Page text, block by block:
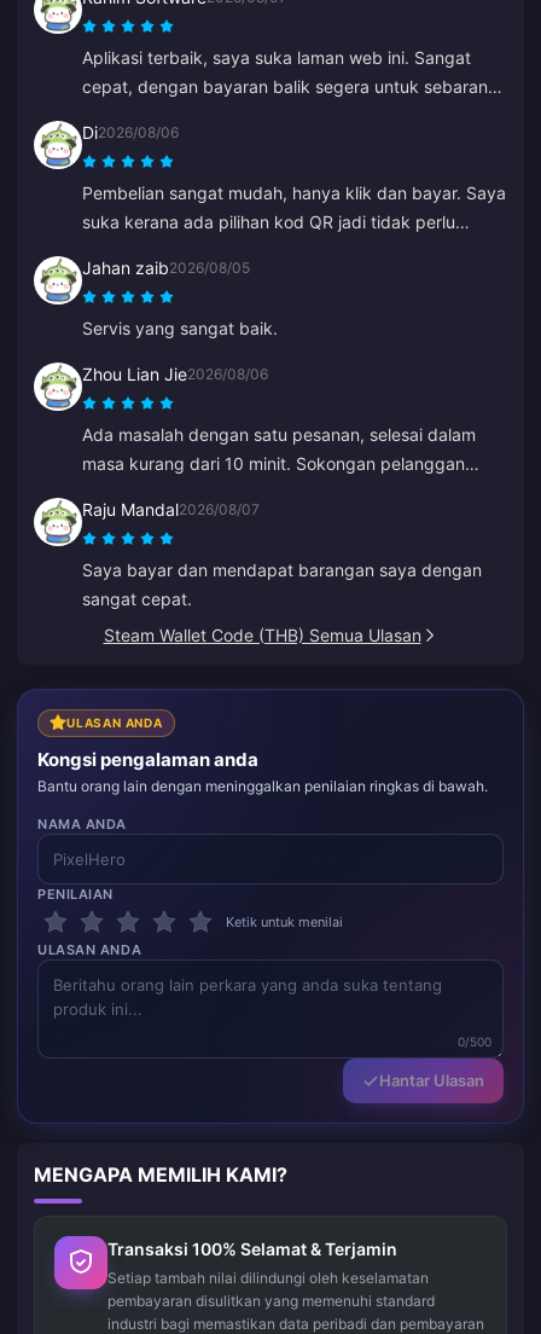
Aplikasi terbaik, saya suka laman web ini. Sangat
cepat, dengan bayaran balik segera untuk sebarang
Di2026/08/06
Pembelian sangat mudah, hanya klik dan bayar. Saya
suka kerana ada pilihan kod QR jadi tidak perlu
Jahan zaib2026/08/05
Servis yang sangat baik.
Zhou Lian Jie2026/08/06
Ada masalah dengan satu pesanan, selesai dalam
masa kurang dari 10 minit. Sokongan pelanggan
Raju Mandal2026/08/07
Saya bayar dan mendapat barangan saya dengan
sangat cepat.
Steam Wallet Code (THB) Semua Ulasan
ULASAN ANDA
Kongsi pengalaman anda
Bantu orang lain dengan meninggalkan penilaian ringkas di bawah.
NAMA ANDA
PENILAIAN
Ketik untuk menilai
ULASAN ANDA
0/500
Hantar Ulasan
MENGAPA MEMILIH KAMI?
Transaksi 100% Selamat & Terjamin
Setiap tambah nilai dilindungi oleh keselamatan
pembayaran disulitkan yang memenuhi standard
industri bagi memastikan data peribadi dan pembayaran